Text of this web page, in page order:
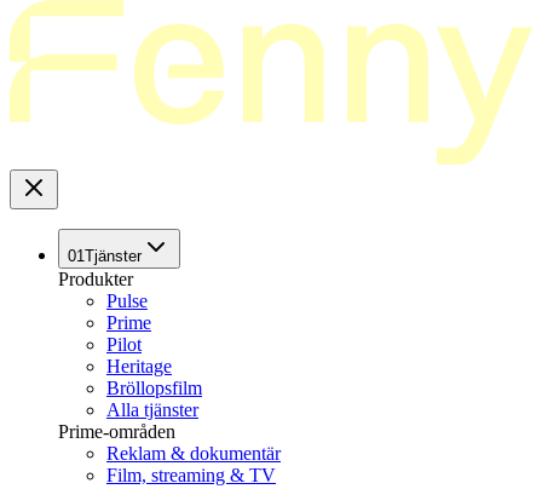
01Tjänster
Produkter
Pulse
Prime
Pilot
Heritage
Bröllopsfilm
Alla tjänster
Prime-områden
Reklam & dokumentär
Film, streaming & TV